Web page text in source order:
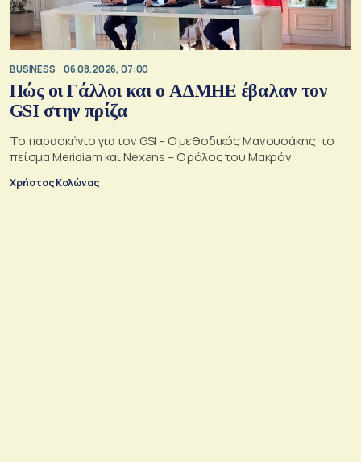
BUSINESS 06.08.2026, 07:00
Πώς οι Γάλλοι και ο ΑΔΜΗΕ έβαλαν τον
GSI στην πρίζα
Το παρασκήνιο για τον GSI – Ο μεθοδικός Μανουσάκης, το
πείσμα Meridiam και Nexans – Ο ρόλος του Μακρόν
Χρήστος Κολώνας